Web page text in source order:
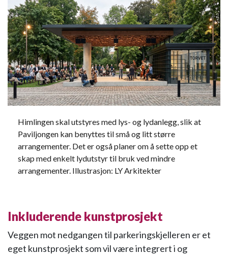
Himlingen skal utstyres med lys- og lydanlegg, slik at
Paviljongen kan benyttes til små og litt større
arrangementer. Det er også planer om å sette opp et
skap med enkelt lydutstyr til bruk ved mindre
arrangementer. Illustrasjon: LY Arkitekter
Inkluderende kunstprosjekt
Veggen mot nedgangen til parkeringskjelleren er et
eget kunstprosjekt som vil være integrert i og